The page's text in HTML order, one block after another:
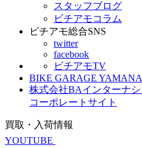
スタッフブログ
ビチアモコラム
ビチアモ総合SNS
twitter
facebook
ビチアモTV
BIKE GARAGE
株式会社BAインターナ
コーポレートサイト
買取・入荷情報
YOUTUBE